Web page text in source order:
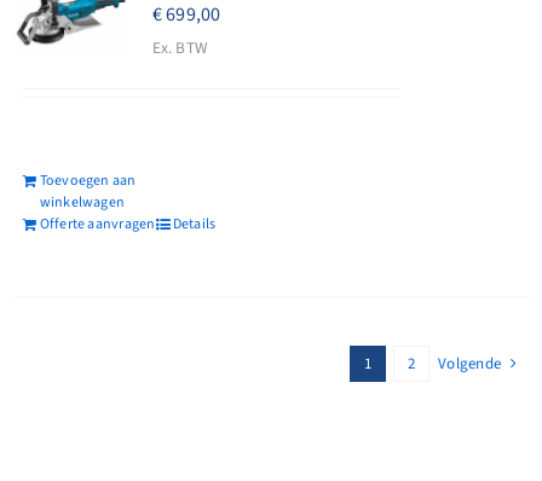
€699,00
Ex. BTW
Toevoegen aan
winkelwagen
Offerte aanvragen
Details
1 2 Volgende